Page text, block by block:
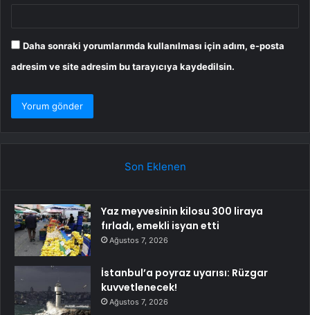
Daha sonraki yorumlarımda kullanılması için adım, e-posta
adresim ve site adresim bu tarayıcıya kaydedilsin.
Son Eklenen
Yaz meyvesinin kilosu 300 liraya
fırladı, emekli isyan etti
Ağustos 7, 2026
İstanbul’a poyraz uyarısı: Rüzgar
kuvvetlenecek!
Ağustos 7, 2026